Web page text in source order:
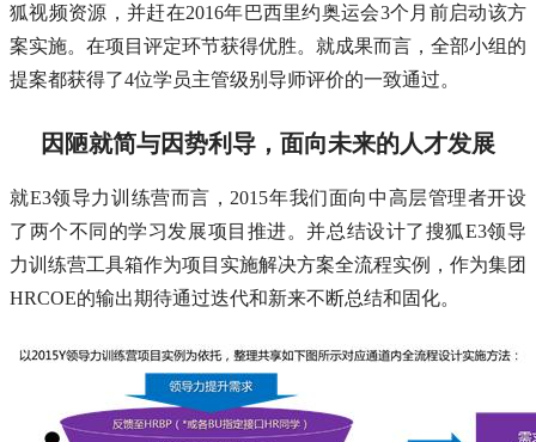
狐视频资源，并赶在2016年巴西里约奥运会3个月前启动该方
案实施。在项目评定环节获得优胜。就成果而言，全部小组的
提案都获得了4位学员主管级别导师评价的一致通过。
因陋就简与因势利导，面向未来的人才发展
就E3领导力训练营而言，2015年我们面向中高层管理者开设
了两个不同的学习发展项目推进。并总结设计了搜狐E3领导
力训练营工具箱作为项目实施解决方案全流程实例，作为集团
HRCOE的输出期待通过迭代和新来不断总结和固化。